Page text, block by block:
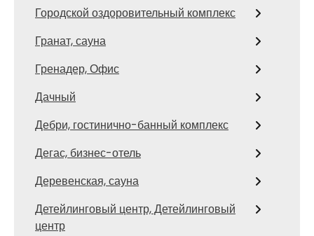
Городской оздоровительный комплекс
Гранат, сауна
Гренадер, Офис
Дачный
Дебри, гостинично-банный комплекс
Дегас, бизнес-отель
Деревенская, сауна
Детейлинговый центр, Детейлинговый
центр